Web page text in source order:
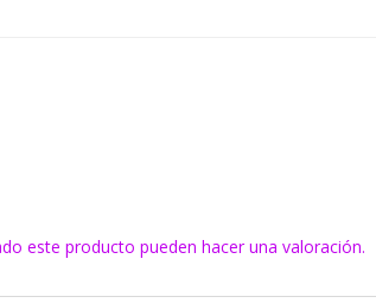
este producto pueden hacer una valoración.